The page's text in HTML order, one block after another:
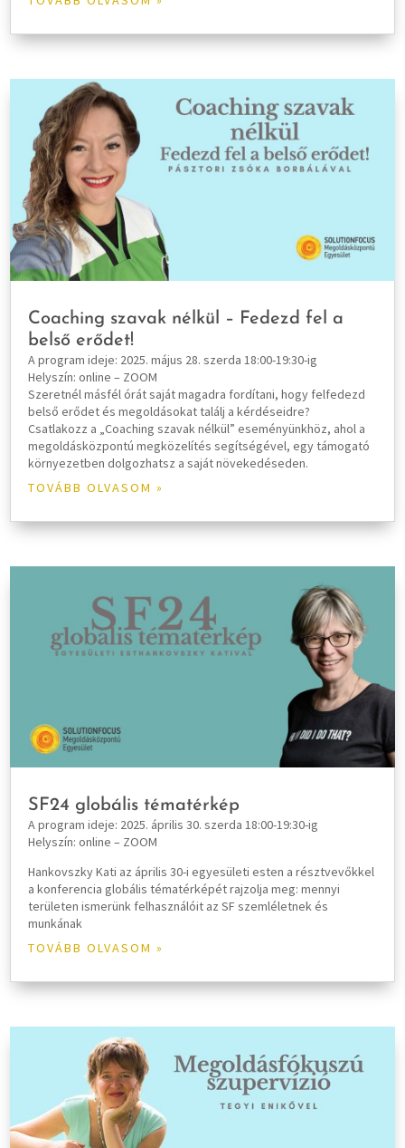
Coaching szavak nélkül – Fedezd fel a
belső erődet!
A program ideje: 2025. május 28. szerda 18:00-19:30-ig
Helyszín: online – ZOOM
Szeretnél másfél órát saját magadra fordítani, hogy felfedezd
belső erődet és megoldásokat találj a kérdéseidre?
Csatlakozz a „Coaching szavak nélkül” eseményünkhöz, ahol a
megoldásközpontú megközelítés segítségével, egy támogató
környezetben dolgozhatsz a saját növekedéseden.
TOVÁBB OLVASOM »
SF24 globális tématérkép
A program ideje: 2025. április 30. szerda 18:00-19:30-ig
Helyszín: online – ZOOM
Hankovszky Kati az április 30-i egyesületi esten a résztvevőkkel
a konferencia globális tématérképét rajzolja meg: mennyi
területen ismerünk felhasználóit az SF szemléletnek és
munkának
TOVÁBB OLVASOM »